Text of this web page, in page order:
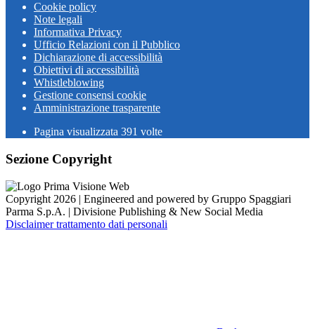
Cookie policy
Note legali
Informativa Privacy
Ufficio Relazioni con il Pubblico
Dichiarazione di accessibilità
Obiettivi di accessibilità
Whistleblowing
Gestione consensi cookie
Amministrazione trasparente
Pagina visualizzata 391 volte
Sezione Copyright
Copyright 2026 | Engineered and powered by Gruppo Spaggiari
Parma S.p.A. | Divisione Publishing & New Social Media
Disclaimer trattamento dati personali